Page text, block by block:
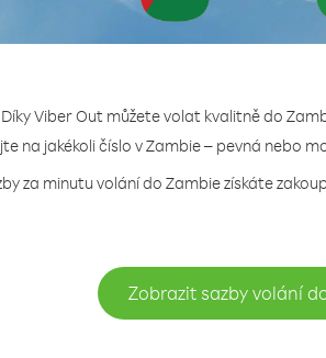
Díky Viber Out můžete volat kvalitně do
na jakékoli číslo v Zambie – pevná nebo
za minutu volání do Zambie získáte
Zobrazit sazby volání